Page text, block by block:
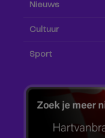
Nieuws
Cultuur
Sport